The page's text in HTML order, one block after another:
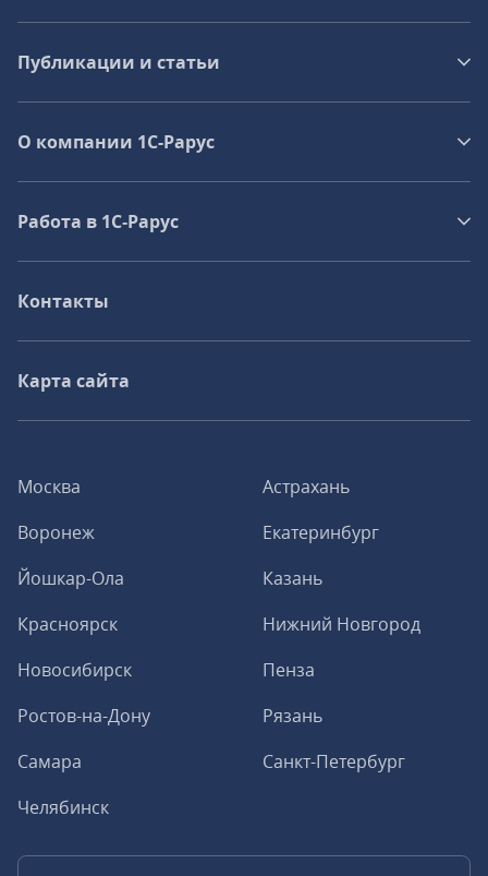
Москва
Астрахань
Воронеж
Екатеринбург
Йошкар-Ола
Казань
Красноярск
Нижний Новгород
Новосибирск
Пенза
Ростов-на-Дону
Рязань
Самара
Санкт-Петербург
Челябинск
Публикации и статьи
О компании 1C-Рарус
Работа в 1С‑Рарус
Контакты
Карта сайта